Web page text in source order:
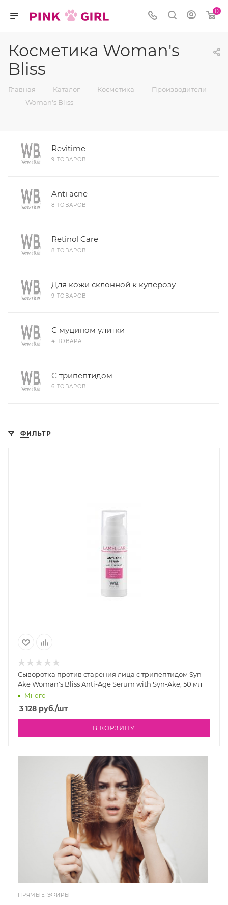
0
Косметика Woman's
Bliss
Главная — Каталог — Косметика — Производители
— Woman's Bliss
Revitime
9 ТОВАРОВ
Anti acne
8 ТОВАРОВ
Retinol Care
8 ТОВАРОВ
Для кожи склонной к куперозу
9 ТОВАРОВ
С муцином улитки
4 ТОВАРА
С трипептидом
6 ТОВАРОВ
ФИЛЬТР
Сыворотка против старения лица с трипептидом Syn-
Ake Woman's Bliss Anti-Age Serum with Syn-Ake, 50 мл
Много
3 128 руб./шт
В КОРЗИНУ
ПРЯМЫЕ ЭФИРЫ